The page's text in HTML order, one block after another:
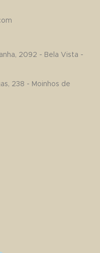
2092 - Bela Vista -
238 - Moinhos de